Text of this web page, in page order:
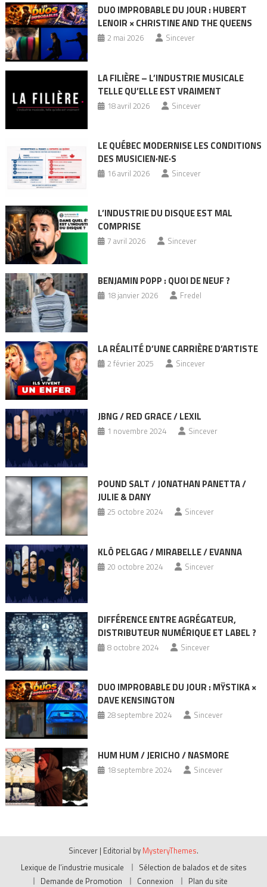
DUO IMPROBABLE DU JOUR : HUBERT
LENOIR × CHRISTINE AND THE QUEENS
2 mai 2026 Sincever
LA FILIÈRE – L’INDUSTRIE MUSICALE
TELLE QU’ELLE EST VRAIMENT
18 avril 2026 Sincever
LE QUÉBEC MODERNISE LES CONDITIONS
DES MUSICIEN·NE·S
16 avril 2026 Sincever
L’INDUSTRIE DU DISQUE EST MAL
COMPRISE
7 avril 2026 Sincever
BENJAMIN POPP : QUOI DE NEUF ?
18 janvier 2026 Fredel
LA RÉALITÉ D’UNE CARRIÈRE D’ARTISTE
2 février 2025 Sincever
JBNG / RED GRACE / LEXIL
1 novembre 2024 Sincever
POUND SALT / JONATHAN PANETTA /
JULIE & DANY
25 octobre 2024 Sincever
KLÔ PELGAG / MIRABELLE / EVANNA
20 octobre 2024 Sincever
DIFFÉRENCE ENTRE AGRÉGATEUR,
DISTRIBUTEUR NUMÉRIQUE ET LABEL ?
8 octobre 2024 Sincever
DUO IMPROBABLE DU JOUR : MŸSTIKA ×
DAVE KENSINGTON
28 septembre 2024 Sincever
HUM HUM / JERICHO / NASMORE
18 septembre 2024 Sincever
Sincever | Editorial by MysteryThemes.
Lexique de l’industrie musicale
Sélection de balados et de sites
Demande de Promotion
Connexion Plan du site